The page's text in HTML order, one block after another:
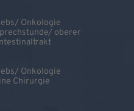
Onkologie
oberer
Onkologie
Chirurgie